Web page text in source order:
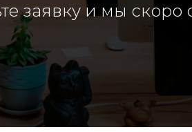
заявку и мы